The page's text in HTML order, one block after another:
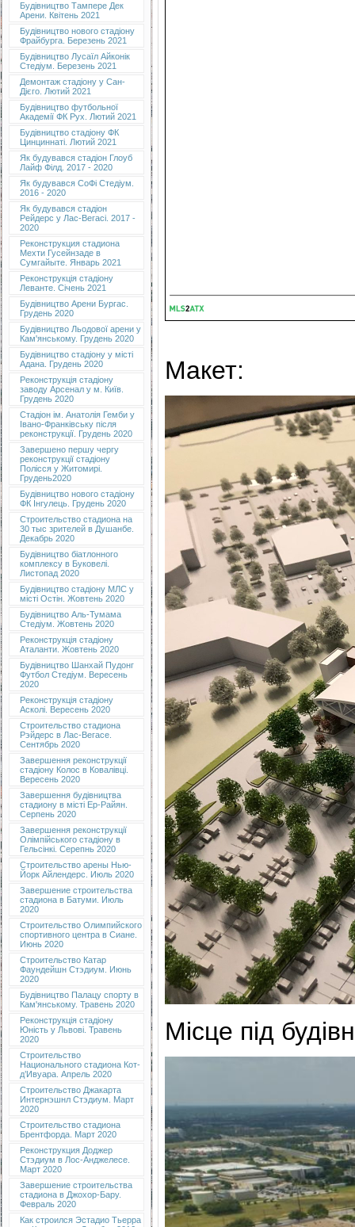
Будівництво Тампере Дек
Арени. Квітень 2021
Будівництво нового стадіону
Фрайбурга. Березень 2021
Будівництво Лусаїл Айконік
Стедіум. Березень 2021
Демонтаж стадіону у Сан-
Дієго. Лютий 2021
Будівництво футбольної
Академії ФК Рух. Лютий 2021
Будівництво стадіону ФК
Цинциннаті. Лютий 2021
Як будувався стадіон Глоуб
Лайф Філд. 2017 - 2020
Як будувався СоФі Стедіум.
2016 - 2020
Як будувався стадіон
Рейдерс у Лас-Вегасі. 2017 -
2020
Реконструкция стадиона
Мехти Гусейнзаде в
Сумгайыте. Январь 2021
Реконструкція стадіону
Леванте. Січень 2021
Будівництво Арени Бургас.
Грудень 2020
Будівництво Льодової арени у
Кам'янському. Грудень 2020
Будівництво стадіону у місті
Адана. Грудень 2020
Реконструкція стадіону
заводу Арсенал у м. Київ.
Грудень 2020
Cтадіон ім. Анатолія Гемби у
Івано-Франківську після
реконструкції. Грудень 2020
Завершено першу чергу
реконструкції стадіону
Полісся у Житомирі.
Грудень2020
Будівництво нового стадіону
ФК Інгулець. Грудень 2020
Строительство стадиона на
30 тыс зрителей в Душанбе.
Декабрь 2020
Будівництво біатлонного
комплексу в Буковелі.
Листопад 2020
Будівництво стадіону МЛС у
місті Остін. Жовтень 2020
Будівництво Аль-Тумама
Стедіум. Жовтень 2020
Реконструкція стадіону
Аталанти. Жовтень 2020
Будівництво Шанхай Пудонг
Футбол Стедіум. Вересень
2020
Реконструкція стадіону
Асколі. Вересень 2020
Строительство стадиона
Рэйдерс в Лас-Вегасе.
Сентябрь 2020
Завершення реконструкції
стадіону Колос в Ковалівці.
Вересень 2020
Завершення будівництва
стадиону в місті Ер-Райян.
Серпень 2020
Завершення реконструкції
Олімпійського стадіону в
Гельсінкі. Серепнь 2020
Строительство арены Нью-
Йорк Айлендерс. Июль 2020
Завершение строительства
стадиона в Батуми. Июль
2020
Строительство Олимпийского
спортивного центра в Сиане.
Июнь 2020
Строительство Катар
Фаундейшн Стэдиум. Июнь
2020
Будівництво Палацу спорту в
Кам'янському. Травень 2020
Реконструкція стадіону
Юність у Львові. Травень
2020
Строительство
Национального стадиона Кот-
д’Ивуара. Апрель 2020
Строительство Джакарта
Интернэшнл Стэдиум. Март
2020
Строительство стадиона
Брентфорда. Март 2020
Реконструкция Доджер
Стэдиум в Лос-Анджелесе.
Март 2020
Завершение строительства
стадиона в Джохор-Бару.
Февраль 2020
Как строился Эстадио Тьерра
Макет:
Місце під